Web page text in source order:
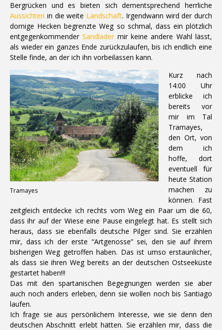
Bergrücken und es bieten sich dementsprechend herrliche
Aussichten in die weite Landschaft. Irgendwann wird der durch
dornige Hecken begrenzte Weg so schmal, dass ein plötzlich
entgegenkommenderSandlader mir keine andere Wahl lässt,
als wieder ein ganzes Ende zurückzulaufen, bis ich endlich eine
Stelle finde, an der ich ihn vorbeilassen kann.
Tramayes
Kurz nach
14:00 Uhr
erblicke ich
bereits vor
mir im Tal
Tramayes,
den Ort, von
dem ich
hoffe, dort
eventuell für
heute Station
machen zu
können. Fast
zeitgleich entdecke ich rechts vom Weg ein Paar um die 60,
dass ihr auf der Wiese eine Pause eingelegt hat. Es stellt sich
heraus, dass sie ebenfalls deutsche Pilger sind. Sie erzählen
mir, dass ich der erste “Artgenosse” sei, den sie auf ihrem
bisherigen Weg getroffen haben. Das ist umso erstaunlicher,
als dass sie ihren Weg bereits an der deutschen Ostseeküste
gestartet haben!!!
Das mit den spartanischen Begegnungen werden sie aber
auch noch anders erleben, denn sie wollen noch bis Santiago
laufen.
Ich frage sie aus persönlichem Interesse, wie sie denn den
deutschen Abschnitt erlebt hätten. Sie erzählen mir, dass die